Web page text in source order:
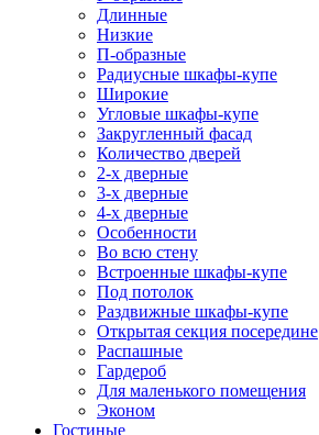
Длинные
Низкие
П-образные
Радиусные шкафы-купе
Широкие
Угловые шкафы-купе
Закругленный фасад
Количество дверей
2-х дверные
3-х дверные
4-х дверные
Особенности
Во всю стену
Встроенные шкафы-купе
Под потолок
Раздвижные шкафы-купе
Открытая секция посередине
Распашные
Гардероб
Для маленького помещения
Эконом
Гостиные